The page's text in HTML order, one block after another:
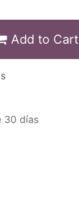
Add to Cart
30 días